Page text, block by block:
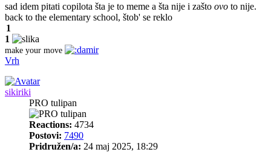
sad idem pitati copilota šta je to meme a šta nije i zašto ovo to nije.
back to the elementary school, štob' se reklo
1
1
make your move
Vrh
sikiriki
PRO tulipan
Reactions: 4734
Postovi: 7490
Pridružen/a: 24 maj 2025, 18:29